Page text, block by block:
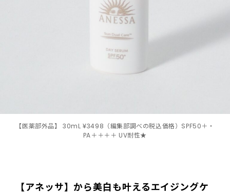
【医薬部外品】 30mL ¥3498（編集部調べの税込価格）SPF50＋・
PA＋＋＋＋ UV耐性★
【アネッサ】から美白も叶えるエイジングケ